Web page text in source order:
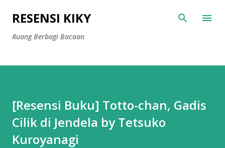
Langsung ke konten utama
RESENSI KIKY
Ruang Berbagi Bacaan
[Resensi Buku] Totto-chan, Gadis
Cilik di Jendela by Tetsuko
Kuroyanagi